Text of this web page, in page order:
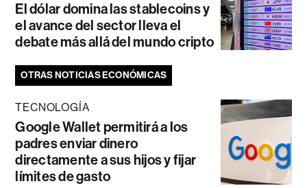
El dólar domina las stablecoins y
el avance del sector lleva el
debate más allá del mundo cripto
OTRAS NOTICIAS ECONÓMICAS
TECNOLOGÍA
Google Wallet permitirá a los
padres enviar dinero
directamente a sus hijos y fijar
límites de gasto